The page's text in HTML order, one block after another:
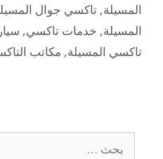
المسيلة, تاكسي جوال
المسيلة, خدمات تاكسي,
تاكسي المسيلة, مكاتب